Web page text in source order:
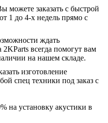
можете заказать с быстрой
1 до 4-х недель прямо с
ждать
всегда помогут вам
на нашем складе.
изготовление
спец техники под заказ с
на установку акустики в